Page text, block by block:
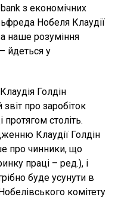
з економічних
Нобеля Клаудії
наше розуміння
йдеться у
Голдін
про заробіток
протягом століть.
Клаудії Голдін
про чинники, що
праці – ред.), і
буде усунути в
комітету